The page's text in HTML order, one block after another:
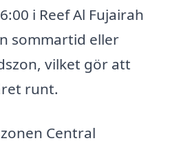
i Reef Al Fujairah
sommartid eller
vilket gör att
runt.
Central